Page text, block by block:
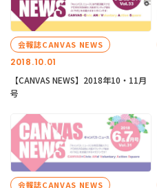
2018.10.01
会報誌CANVAS NEWS
【CANVAS NEWS】2018年10・11月
号
会報誌CANVAS NEWS